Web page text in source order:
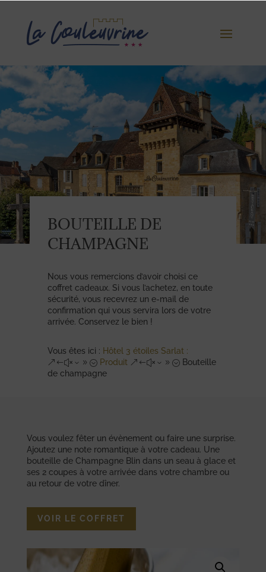
BOUTEILLE DE
CHAMPAGNE
Nous vous remercions d’avoir choisi ce
coffret cadeaux. Si vous l’achetez, en toute
sécurité, vous recevrez un e-mail de
confirmation qui vous servira lors de votre
arrivée. Conservez le bien !
Vous êtes ici : Hôtel 3 étoiles Sarlat :
&#x39; Produit &#x39; Bouteille
de champagne
Vous voulez fêter un évènement ou faire une surprise.
Ajoutez une note romantique à votre cadeau. Une
bouteille de Champagne Blin dans un seau à glace et
ses 2 coupes à votre arrivée dans votre chambre ou
au retour de votre dîner.
VOIR LE COFFRET